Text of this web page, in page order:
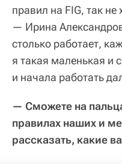
правил на FIG, так
— Ирина
столько работает,
я такая маленькая и
и начала работать
— Сможете на
правилах наших и
рассказать, какие